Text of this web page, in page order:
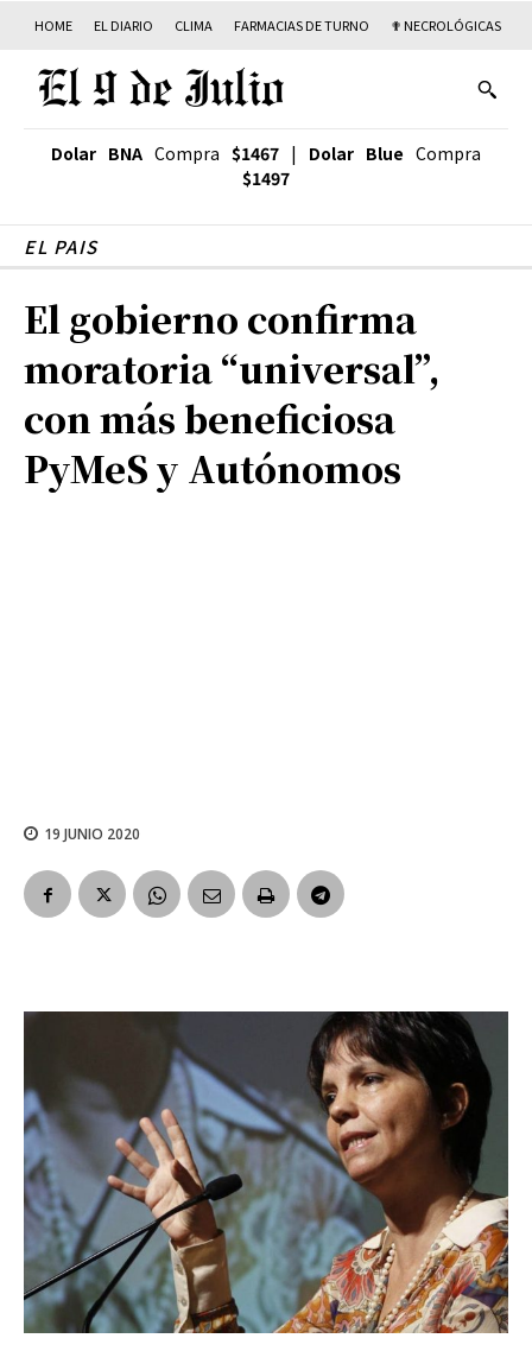
HOME EL DIARIO CLIMA FARMACIAS DE TURNO ✟ NECROLÓGICAS
Dolar BNA Compra $1467 | Dolar Blue Compra
$1497
EL PAIS
El gobierno confirma
moratoria “universal”,
con más beneficiosa
PyMeS y Autónomos
19 JUNIO 2020